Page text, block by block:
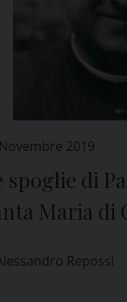
2019
spoglie di
Maria di
Repossi